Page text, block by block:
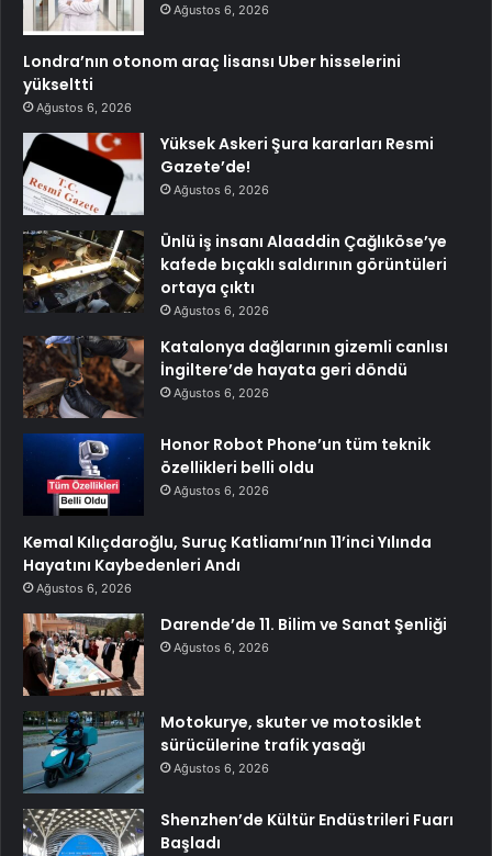
Ağustos 6, 2026
Londra’nın otonom araç lisansı Uber hisselerini
yükseltti
Ağustos 6, 2026
Yüksek Askeri Şura kararları Resmi
Gazete’de!
Ağustos 6, 2026
Ünlü iş insanı Alaaddin Çağlıköse’ye
kafede bıçaklı saldırının görüntüleri
ortaya çıktı
Ağustos 6, 2026
Katalonya dağlarının gizemli canlısı
İngiltere’de hayata geri döndü
Ağustos 6, 2026
Honor Robot Phone’un tüm teknik
özellikleri belli oldu
Ağustos 6, 2026
Kemal Kılıçdaroğlu, Suruç Katliamı’nın 11’inci Yılında
Hayatını Kaybedenleri Andı
Ağustos 6, 2026
Darende’de 11. Bilim ve Sanat Şenliği
Ağustos 6, 2026
Motokurye, skuter ve motosiklet
sürücülerine trafik yasağı
Ağustos 6, 2026
Shenzhen’de Kültür Endüstrileri Fuarı
Başladı